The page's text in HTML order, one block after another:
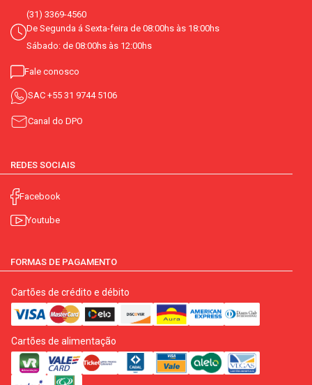
(31) 3369-4560
De Segunda á Sexta-feira de 08:00hs às 18:00hs
Sábado: de 08:00hs às 12:00hs
Fale conosco
SAC +55 31 9744 5106
Canal do DPO
REDES SOCIAIS
Facebook
Youtube
FORMAS DE PAGAMENTO
Cartões de crédito e débito
Cartões de alimentação